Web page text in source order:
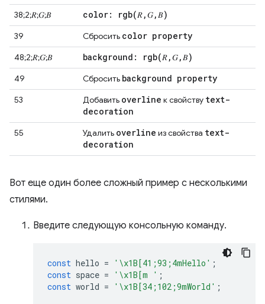
38;2;𝑅;𝐺;𝐵 color: rgb(𝑅,𝐺,𝐵)
39 Сбросить color property
48;2;𝑅;𝐺;𝐵 background: rgb(𝑅,𝐺,𝐵)
49 Сбросить background property
53 Добавить overline к свойству text-
decoration
55 Удалить overline из свойства text-
decoration
Вот еще один более сложный пример с несколькими
стилями.
Введите следующую консольную команду.
const hello = '\x1B[41;93;4mHello' ;
const space = '\x1B[m ' ;
const world = '\x1B[34;102;9mWorld' ;